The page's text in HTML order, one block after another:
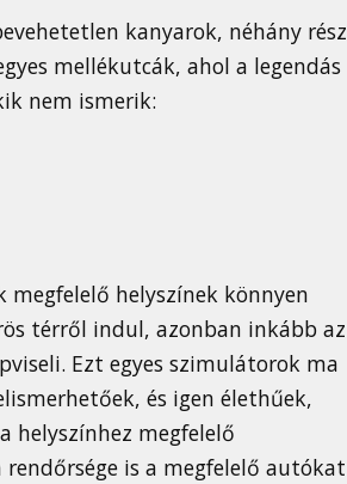
kanyarok, néhány rész
mellékutcák, ahol a legendás
nem ismerik:
helyszínek könnyen
térről indul, azonban inkább az
Ezt egyes szimulátorok ma
és igen élethűek,
helyszínhez megfelelő
is a megfelelő autókat